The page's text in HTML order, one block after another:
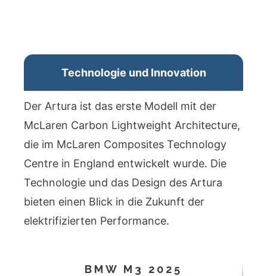
Technologie und Innovation
Der Artura ist das erste Modell mit der
McLaren Carbon Lightweight Architecture,
die im McLaren Composites Technology
Centre in England entwickelt wurde. Die
Technologie und das Design des Artura
bieten einen Blick in die Zukunft der
elektrifizierten Performance.
BMW M3 2025